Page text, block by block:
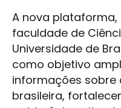
A nova
faculdade de
Universidade de
como objetivo
informações sobre
brasileira,